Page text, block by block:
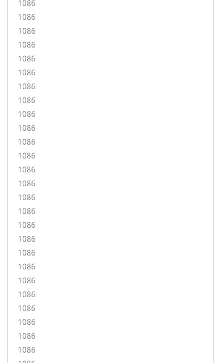
1086
1086
1086
1086
1086
1086
1086
1086
1086
1086
1086
1086
1086
1086
1086
1086
1086
1086
1086
1086
1086
1086
1086
1086
1086
1086